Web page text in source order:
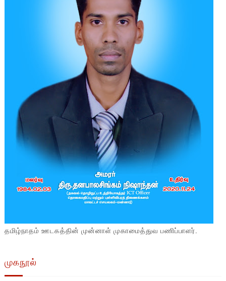
தமிழ்நாதம் ஊடகத்தின் முன்னாள் முகாமைத்துவ பணிப்பாளர்.
முகநூல்